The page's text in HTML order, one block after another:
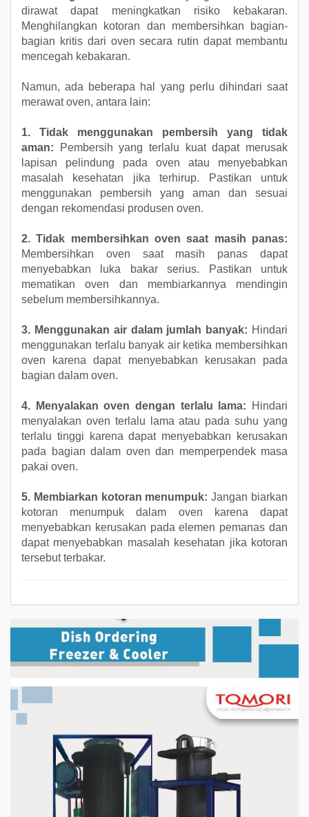
dirawat dapat meningkatkan risiko kebakaran.
Menghilangkan kotoran dan membersihkan bagian-
bagian kritis dari oven secara rutin dapat membantu
mencegah kebakaran.
Namun, ada beberapa hal yang perlu dihindari saat
merawat oven, antara lain:
1. Tidak menggunakan pembersih yang tidak
aman:
Pembersih yang terlalu kuat dapat merusak
lapisan pelindung pada oven atau menyebabkan
masalah kesehatan jika terhirup. Pastikan untuk
menggunakan pembersih yang aman dan sesuai
dengan rekomendasi produsen oven.
2. Tidak membersihkan oven saat masih panas:
Membersihkan oven saat masih panas dapat
menyebabkan luka bakar serius. Pastikan untuk
mematikan oven dan membiarkannya mendingin
sebelum membersihkannya.
3. Menggunakan air dalam jumlah banyak: Hindari
menggunakan terlalu banyak air ketika membersihkan
oven karena dapat menyebabkan kerusakan pada
bagian dalam oven.
4. Menyalakan oven dengan terlalu lama:
Hindari
menyalakan oven terlalu lama atau pada suhu yang
terlalu tinggi karena dapat menyebabkan kerusakan
pada bagian dalam oven dan memperpendek masa
pakai oven.
5. Membiarkan kotoran menumpuk: Jangan biarkan
kotoran menumpuk dalam oven karena dapat
menyebabkan kerusakan pada elemen pemanas dan
dapat menyebabkan masalah kesehatan jika kotoran
tersebut terbakar.